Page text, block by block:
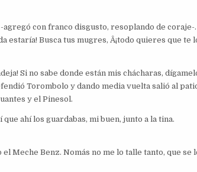
con franco disgusto, resoplando de coraje-.
estaría! Busca tus mugres, Â¡todo quieres que te
Si no sabe donde están mis chácharas,
Torombolo y dando media vuelta salió al
y el Pinesol.
ahí los guardabas, mi buen, junto a la tina.
Meche Benz. Nomás no me lo talle tanto, que se